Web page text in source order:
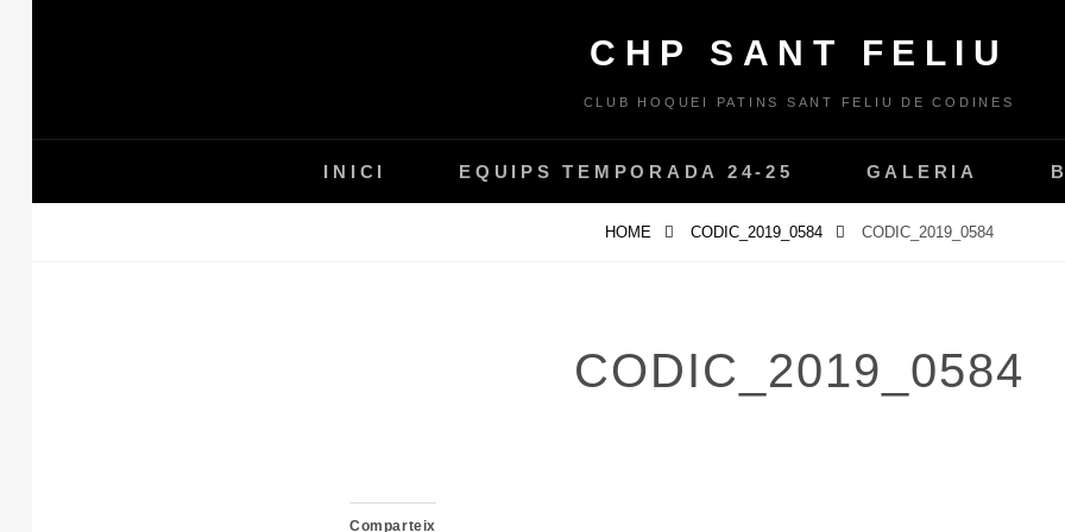
CHP SANT FELIU
CLUB HOQUEI PATINS SANT FELIU DE CODINES
INICI EQUIPS TEMPORADA 24-25 GALERIA
HOME CODIC_2019_0584 CODIC_2019_0584
CODIC_2019_0584
Comparteix